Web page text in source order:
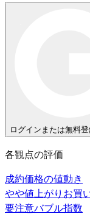
ログインまたは無料
各観点の評価
成約価格の値動き
やや値上がり お買
要注意バブル指数